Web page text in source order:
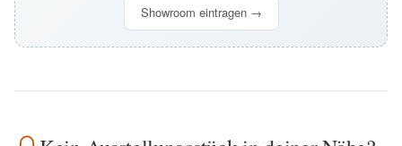
Showroom eintragen →